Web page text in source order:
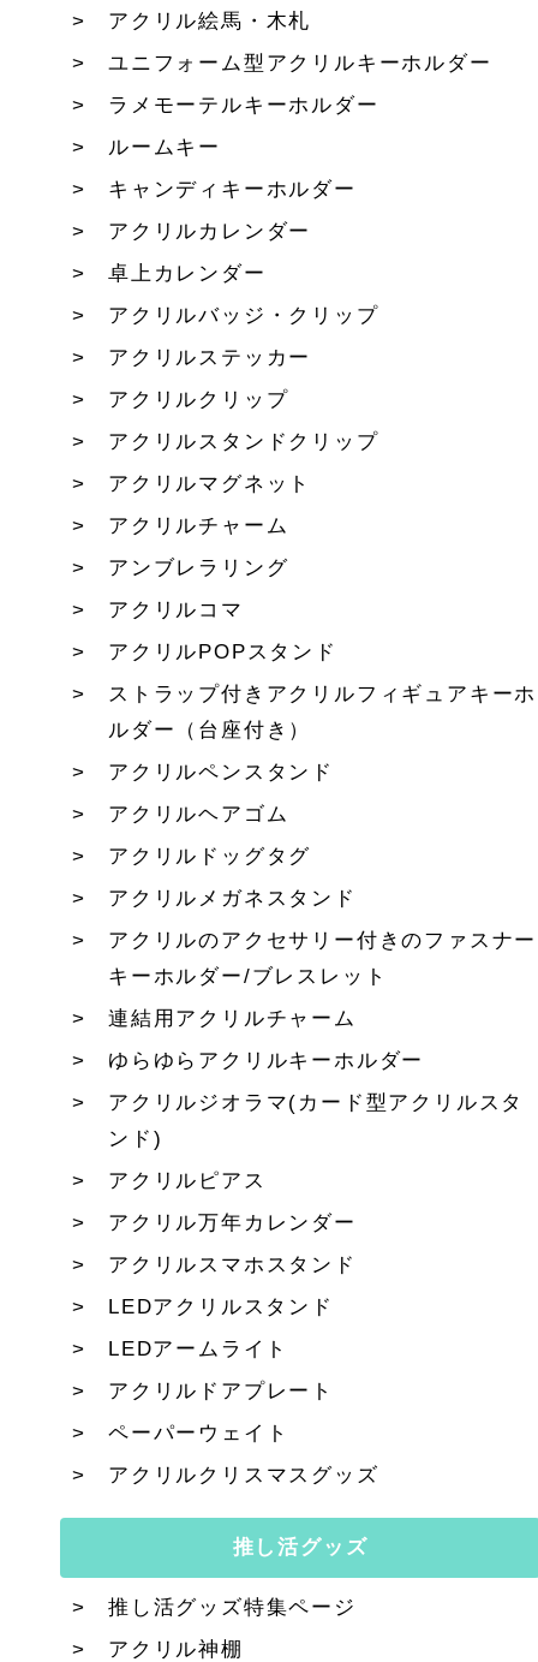
アクリル絵馬・木札
ユニフォーム型アクリルキーホルダー
ラメモーテルキーホルダー
ルームキー
キャンディキーホルダー
アクリルカレンダー
卓上カレンダー
アクリルバッジ・クリップ
アクリルステッカー
アクリルクリップ
アクリルスタンドクリップ
アクリルマグネット
アクリルチャーム
アンブレラリング
アクリルコマ
アクリルPOPスタンド
ストラップ付きアクリルフィギュアキーホ
ルダー（台座付き）
アクリルペンスタンド
アクリルヘアゴム
アクリルドッグタグ
アクリルメガネスタンド
アクリルのアクセサリー付きのファスナー
キーホルダー/ブレスレット
連結用アクリルチャーム
ゆらゆらアクリルキーホルダー
アクリルジオラマ(カード型アクリルスタ
ンド)
アクリルピアス
アクリル万年カレンダー
アクリルスマホスタンド
LEDアクリルスタンド
LEDアームライト
アクリルドアプレート
ペーパーウェイト
アクリルクリスマスグッズ
推し活グッズ
推し活グッズ特集ページ
アクリル神棚